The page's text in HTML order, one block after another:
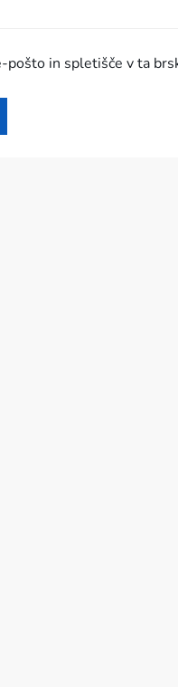
pošto in spletišče v ta